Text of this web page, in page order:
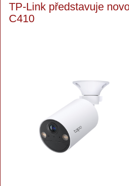
TP-Link představuje
C410